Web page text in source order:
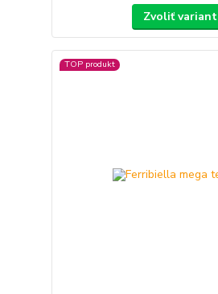
Zvoliť variant
TOP produkt